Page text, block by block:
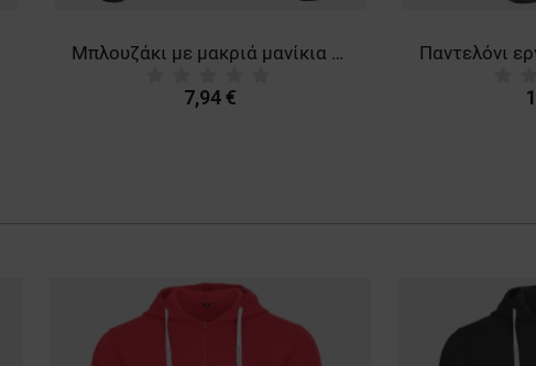
Μπλουζάκι με μακριά μανίκια STENSO KAOS GREY
7,94 €